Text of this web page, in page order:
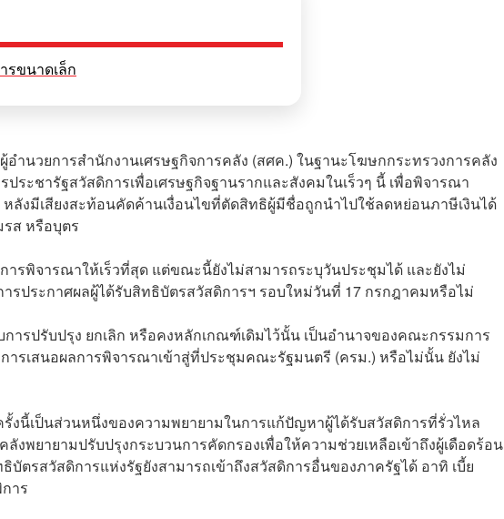
รขนาดเล็ก
ำนวยการสำนักงานเศรษฐกิจการคลัง (สศค.) ในฐานะโฆษกกระทรวงการคลัง
ระชารัฐสวัสดิการเพื่อเศรษฐกิจฐานรากและสังคมในเร็วๆ นี้ เพื่อพิจารณา
งมีเสียงสะท้อนคัดค้านเงื่อนไขที่ตัดสิทธิผู้มีชื่อถูกนำไปใช้ลดหย่อนภาษีเงินได้
ส หรือบุตร
ารพิจารณาให้เร็วที่สุด แต่ขณะนี้ยังไม่สามารถระบุวันประชุมได้ และยังไม่
รประกาศผลผู้ได้รับสิทธิบัตรสวัสดิการฯ รอบใหม่วันที่ 17 กรกฎาคมหรือไม่
ารปรับปรุง ยกเลิก หรือคงหลักเกณฑ์เดิมไว้นั้น เป็นอำนาจของคณะกรรมการ
รเสนอผลการพิจารณาเข้าสู่ที่ประชุมคณะรัฐมนตรี (ครม.) หรือไม่นั้น ยังไม่
นี้เป็นส่วนหนึ่งของความพยายามในการแก้ปัญหาผู้ได้รับสวัสดิการที่รั่วไหล
งพยายามปรับปรุงกระบวนการคัดกรองเพื่อให้ความช่วยเหลือเข้าถึงผู้เดือดร้อน
ตรสวัสดิการแห่งรัฐยังสามารถเข้าถึงสวัสดิการอื่นของภาครัฐได้ อาทิ เบี้ย
าร